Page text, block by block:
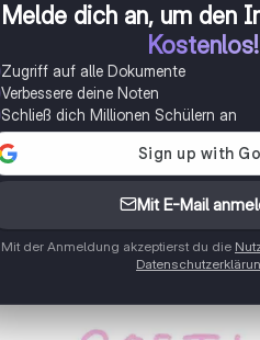
Melde dich an, um den
Kostenlos!
Zugriff auf alle Dokumente
Verbessere deine Noten
Schließ dich Millionen Schülern an
Mit E-Mail
Mit der Anmeldung akzeptierst du die